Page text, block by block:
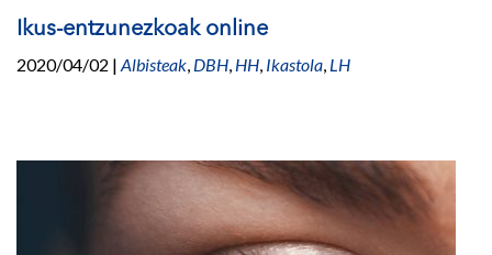
Ikus-entzunezkoak online
2020/04/02 | Albisteak, DBH, HH, Ikastola, LH